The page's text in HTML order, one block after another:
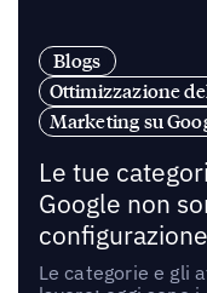
Blogs
Ottimizzazione
Marketing su
Le tue
Google non
Le categorie e gli